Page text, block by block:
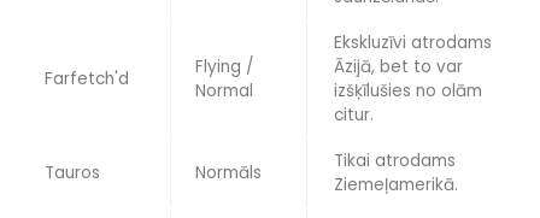
Farfetch'd
Flying /
Normal
Ekskluzīvi atrodams
Āzijā, bet to var
izšķīlušies no olām
citur.
Tauros Normāls
Tikai atrodams
Ziemeļamerikā.